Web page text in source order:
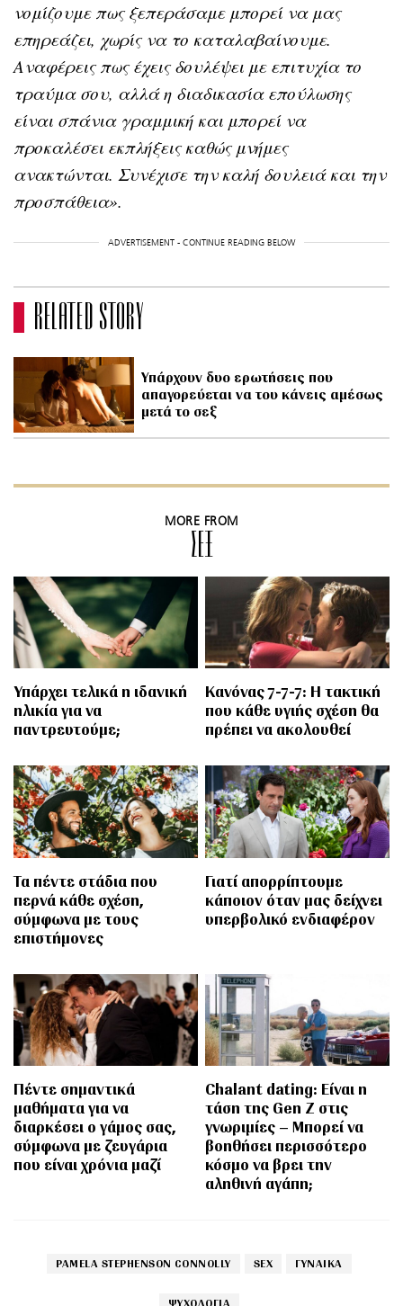
νομίζουμε πως ξεπεράσαμε μπορεί να μας
επηρεάζει, χωρίς να το καταλαβαίνουμε.
Αναφέρεις πως έχεις δουλέψει με επιτυχία το
τραύμα σου, αλλά η διαδικασία επούλωσης
είναι σπάνια γραμμική και μπορεί να
προκαλέσει εκπλήξεις καθώς μνήμες
ανακτώνται. Συνέχισε την καλή δουλειά και την
προσπάθεια».
ADVERTISEMENT - CONTINUE READING BELOW
RELATED STORY
Υπάρχουν δυο ερωτήσεις που
απαγορεύεται να του κάνεις αμέσως
μετά το σεξ
MORE FROM
ΣΕΞ
Υπάρχει τελικά η ιδανική
ηλικία για να
παντρευτούμε;
Κανόνας 7-7-7: Η τακτική
που κάθε υγιής σχέση θα
πρέπει να ακολουθεί
Τα πέντε στάδια που
περνά κάθε σχέση,
σύμφωνα με τους
επιστήμονες
Γιατί απορρίπτουμε
κάποιον όταν μας δείχνει
υπερβολικό ενδιαφέρον
Πέντε σημαντικά
μαθήματα για να
διαρκέσει ο γάμος σας,
σύμφωνα με ζευγάρια
που είναι χρόνια μαζί
Chalant dating: Είναι η
τάση της Gen Z στις
γνωριμίες – Μπορεί να
βοηθήσει περισσότερο
κόσμο να βρει την
αληθινή αγάπη;
PAMELA STEPHENSON CONNOLLY SEX ΓΥΝΑΙΚΑ
ΨΥΧΟΛΟΓΙΑ